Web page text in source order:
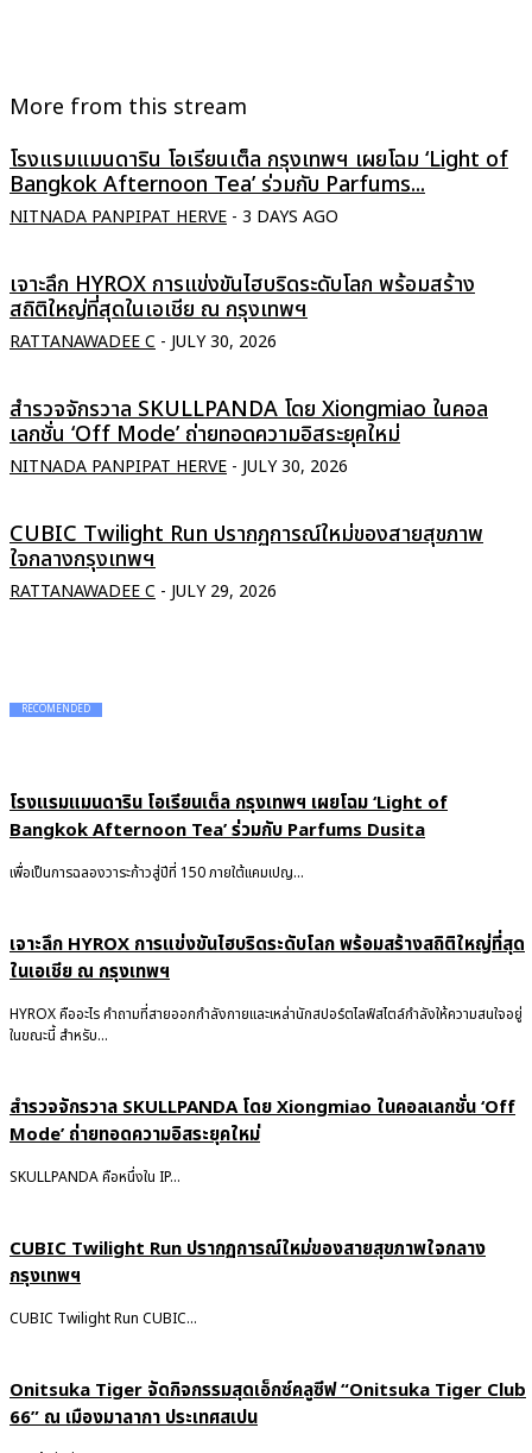
More from this stream
โรงแรมแมนดาริน โอเรียนเต็ล กรุงเทพฯ เผยโฉม ‘Light of
Bangkok Afternoon Tea’ ร่วมกับ Parfums...
NITNADA PANPIPAT HERVE - 3 DAYS AGO
เจาะลึก HYROX การแข่งขันไฮบริดระดับโลก พร้อมสร้าง
สถิติใหญ่ที่สุดในเอเชีย ณ กรุงเทพฯ
RATTANAWADEE C - JULY 30, 2026
สำรวจจักรวาล SKULLPANDA โดย Xiongmiao ในคอล
เลกชั่น ‘Off Mode’ ถ่ายทอดความอิสระยุคใหม่
NITNADA PANPIPAT HERVE - JULY 30, 2026
CUBIC Twilight Run ปรากฏการณ์ใหม่ของสายสุขภาพ
ใจกลางกรุงเทพฯ
RATTANAWADEE C - JULY 29, 2026
RECOMENDED
โรงแรมแมนดาริน โอเรียนเต็ล กรุงเทพฯ เผยโฉม ‘Light of
Bangkok Afternoon Tea’ ร่วมกับ Parfums Dusita
เพื่อเป็นการฉลองวาระก้าวสู่ปีที่ 150 ภายใต้แคมเปญ...
เจาะลึก HYROX การแข่งขันไฮบริดระดับโลก พร้อมสร้างสถิติใหญ่ที่สุด
ในเอเชีย ณ กรุงเทพฯ
HYROX คืออะไร คำถามที่สายออกกำลังกายและเหล่านักสปอร์ตไลฟ์สไตล์กำลังให้ความสนใจอยู่
ในขณะนี้ สำหรับ...
สำรวจจักรวาล SKULLPANDA โดย Xiongmiao ในคอลเลกชั่น ‘Off
Mode’ ถ่ายทอดความอิสระยุคใหม่
SKULLPANDA คือหนึ่งใน IP...
CUBIC Twilight Run ปรากฏการณ์ใหม่ของสายสุขภาพใจกลาง
กรุงเทพฯ
CUBIC Twilight Run CUBIC...
Onitsuka Tiger จัดกิจกรรมสุดเอ็กซ์คลูซีฟ “Onitsuka Tiger Club
66” ณ เมืองมาลากา ประเทศสเปน